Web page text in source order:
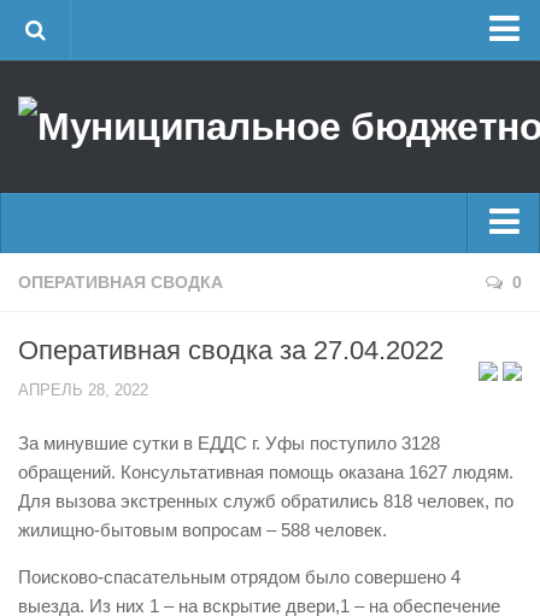
Об учреждении
Районные УГЗ
Поисково-спасательный отряд г. Уфы
Центр размещения пострадавших
Отчеты о реализации муниципальных программ
Документы
История
Виды деятельности
Обслуживание опасных производственных объектов
Главные новости
Оперативная сводка
Половодье
ОПЕРАТИВНАЯ СВОДКА 0
Оперативная сводка за 27.04.2022
АПРЕЛЬ 28, 2022
За минувшие сутки в ЕДДС г. Уфы поступило 3128
обращений. Консультативная помощь оказана 1627 людям.
Для вызова экстренных служб обратились 818 человек, по
жилищно-бытовым вопросам – 588 человек.
Поисково-спасательным отрядом было совершено 4
выезда. Из них 1 – на вскрытие двери,1 – на обеспечение